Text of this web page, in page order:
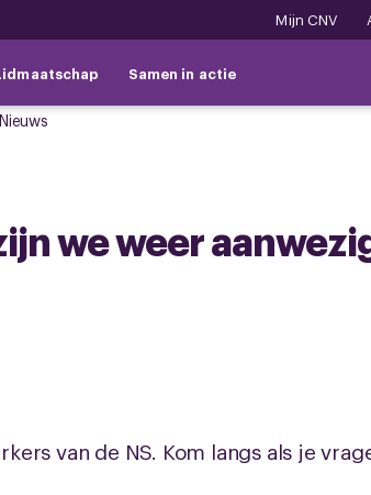
Mijn CNV
Samen in actie
Nieuws
we weer
van de NS. Kom langs als je